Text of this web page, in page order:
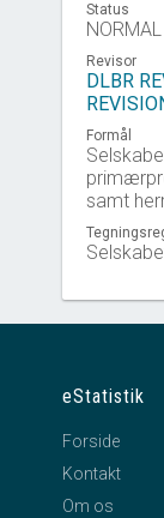
Status
NORMAL
Revisor
DLBR
Formål
samt
eStatistik
Forside
Kontakt
Om os